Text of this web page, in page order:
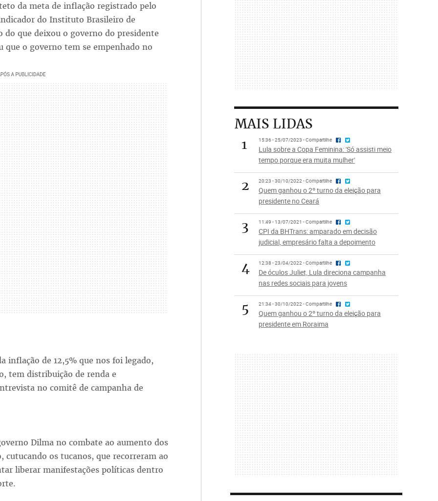
da meta de inflação registrado pelo
do Instituto Brasileiro de
do que deixou o governo do presidente
que o governo tem se empenhado no
inflação de 12,5% que nos foi legado,
tem distribuição de renda e
no comitê de campanha de
Dilma no combate ao aumento dos
cutucando os tucanos, que recorreram ao
liberar manifestações políticas dentro
MAIS LIDAS
1
15:36 - 25/07/2023 - Compartilhe
Lula sobre a Copa Feminina: 'Só assisti meio
tempo porque era muita mulher'
2 20:23 - 30/10/2022 - Compartilhe
Quem ganhou o 2º turno da eleição para
presidente no Ceará
3 11:49 - 13/07/2021 - Compartilhe
CPI da BHTrans: amparado em decisão
judicial, empresário falta a depoimento
4 12:38 - 23/04/2022 - Compartilhe
De óculos Juliet, Lula direciona campanha
nas redes sociais para jovens
5 21:34 - 30/10/2022 - Compartilhe
Quem ganhou o 2º turno da eleição para
presidente em Roraima